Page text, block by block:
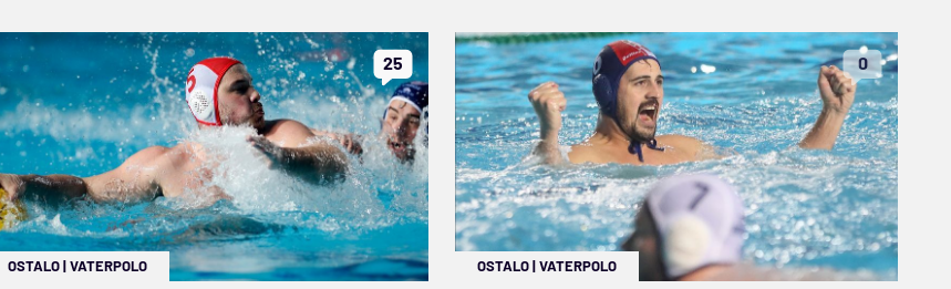
25
OSTALO|VATERPOLO
0
OSTALO|VATERPOLO